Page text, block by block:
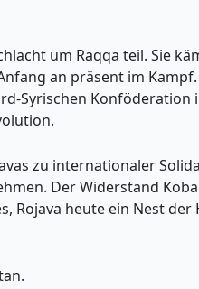
um Raqqa teil. Sie
an präsent im
Syrischen Konföderation
zu internationaler
Der Widerstand
Rojava heute ein Nest